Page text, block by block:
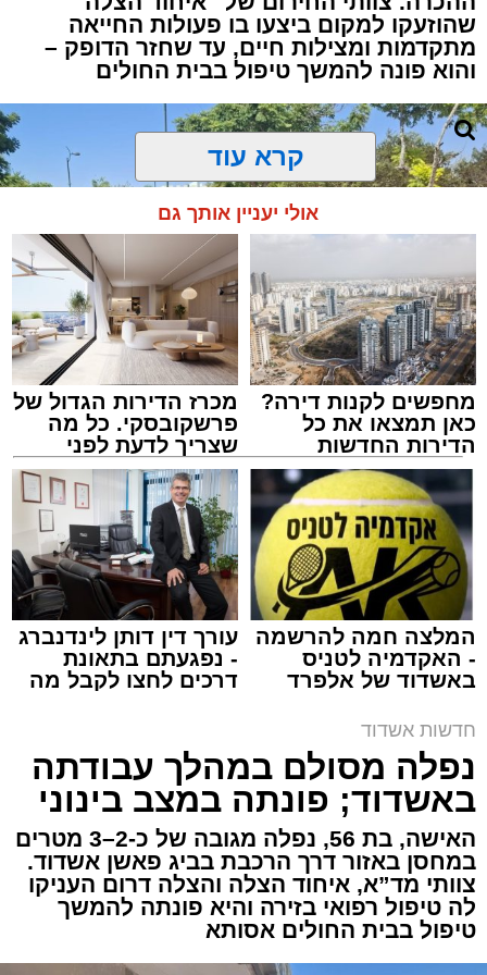
שהוזעקו למקום ביצעו בו פעולות החייאה
מתקדמות ומצילות חיים, עד שחזר הדופק –
והוא פונה להמשך טיפול בבית החולים
צילום: דוברות איחוד הצלה
מערכת האתר / 15:39 07.08.26
איחוד הצלה הצלה
אירוע דרמטי הסתיים בנס רפואי באשדוד, לאחר
שגבר בן 56 התמוטט בביתו שבאחד הרחובות
ברובע י"א בעיר, כתוצאה מאירוע פתאומי שגרם
להפסקת פעילות ליבו.
למקום הוזעקו מיד צוותי רפואה ומתנדבים של
ארגון "איחוד הצלה". החובשים והפרמדיקים
קרא עוד
אולי יעניין אותך גם
מחפשים לקנות דירה?
כאן תמצאו את כל
הדירות החדשות
למכירה באשדוד >>>
מכרז הדירות הגדול של
פרשקובסקי. כל מה
שצריך לדעת לפני
שמגישים הצעה לדירה
באשדוד
המלצה חמה להרשמה
- האקדמיה לטניס
באשדוד של אלפרד
עורך דין דותן לינדנברג
- נפגעתם בתאונת
דרכים לחצו לקבל מה
חדשות אשדוד
נפלה מסולם במהלך עבודתה
באשדוד; פונתה במצב בינוני
האישה, בת 56, נפלה מגובה של כ-2–3 מטרים
במחסן באזור דרך הרכבת בביג פאשן אשדוד.
צוותי מד”א, איחוד הצלה והצלה דרום העניקו
לה טיפול רפואי בזירה והיא פונתה להמשך
טיפול בבית החולים אסותא